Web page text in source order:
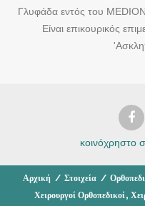
Γλυφάδα εντός του
Είναι επικουρικός
κοινόχρηστο
Αρχική / Στοιχεία /
Χειρουργοί Ορθοπεδικοί ,